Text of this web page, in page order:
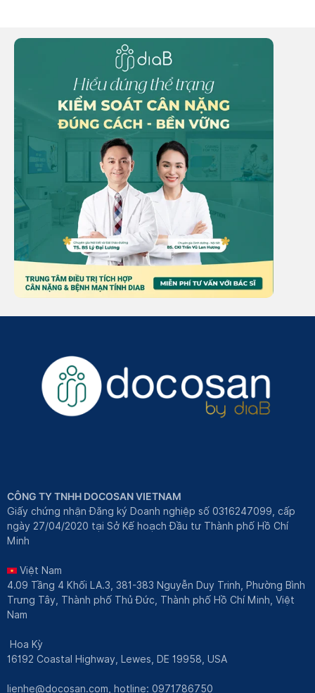
CÔNG TY TNHH DOCOSAN VIETNAM
Giấy chứng nhận Đăng ký Doanh nghiệp số 0316247099, cấp
ngày 27/04/2020 tại Sở Kế hoạch Đầu tư Thành phố Hồ Chí
Minh
Việt Nam
4.09 Tầng 4 Khối LA.3, 381-383 Nguyễn Duy Trinh, Phường Bình
Trưng Tây, Thành phố Thủ Đức, Thành phố Hồ Chí Minh, Việt
Nam
Hoa Kỳ
16192 Coastal Highway, Lewes, DE 19958, USA
lienhe@docosan.com , hotline: 0971786750